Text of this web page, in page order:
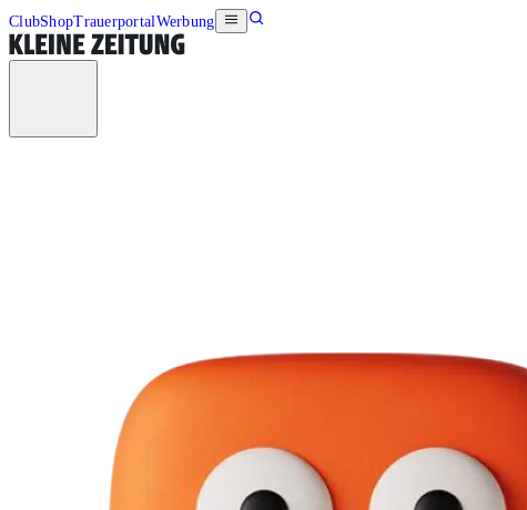
ClubShopTrauerportalWerbung